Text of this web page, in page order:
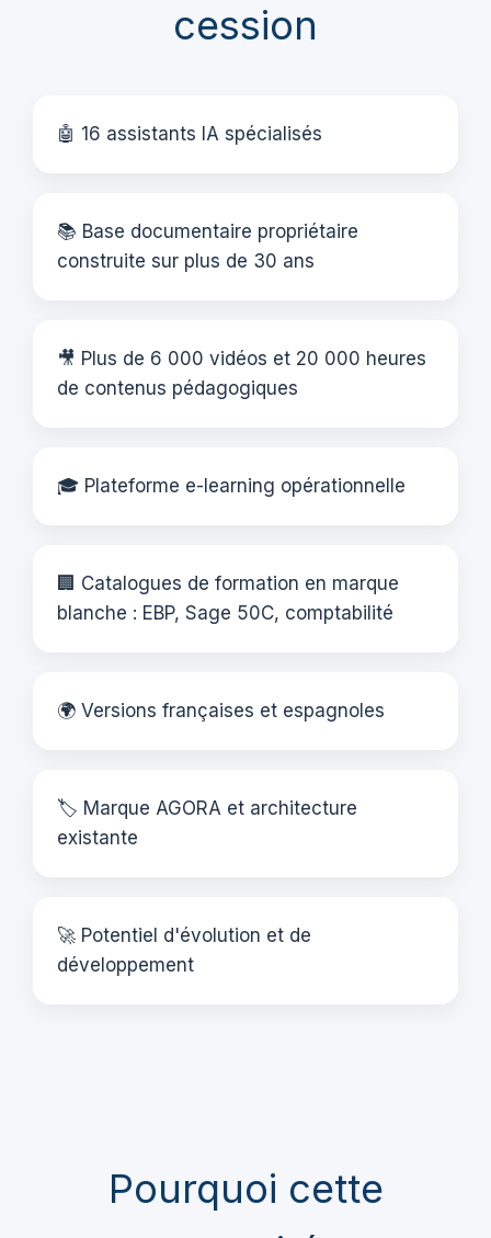
cession
🤖 16 assistants IA spécialisés
📚 Base documentaire propriétaire
construite sur plus de 30 ans
🎥 Plus de 6 000 vidéos et 20 000 heures
de contenus pédagogiques
🎓 Plateforme e-learning opérationnelle
🏢 Catalogues de formation en marque
blanche : EBP, Sage 50C, comptabilité
🌍 Versions françaises et espagnoles
🏷️ Marque AGORA et architecture
existante
🚀 Potentiel d'évolution et de
développement
Pourquoi cette